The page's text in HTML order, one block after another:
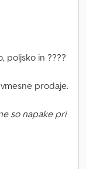
poljsko in ????
prodaje.
so napake pri